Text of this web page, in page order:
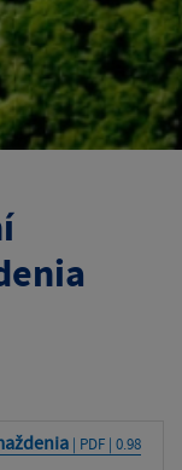
| PDF | 0.98